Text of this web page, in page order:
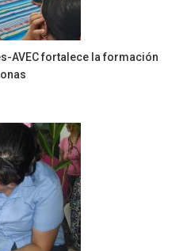
AVEC fortalece la formación